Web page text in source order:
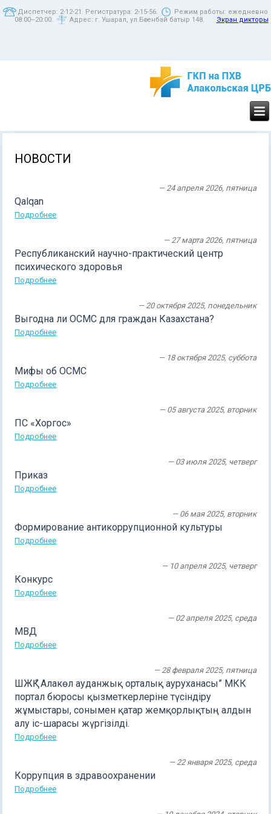
Диспетчер: 2-12-21. Регистратура: 2-15-56.
Режим работы: ежедневно
08:00–20:00.
Адрес: г. Ушарал, ул.Бөгенбай батыр 148. Экран дикторы
НОВОСТИ
— 24 апреля 2026, пятница
Qalqan
Подробнее
— 27 марта 2026, пятница
Республиканский научно-практический центр
психического здоровья
Подробнее
— 20 октября 2025, понедельник
Выгодна ли ОСМС для граждан Казахстана?
Подробнее
— 18 октября 2025, суббота
Мифы об ОСМС
Подробнее
— 05 августа 2025, вторник
ПС «Хоргос»
Подробнее
— 03 июля 2025, четверг
Приказ
Подробнее
— 06 мая 2025, вторник
Формирование антикоррупционной культуры
Подробнее
— 10 апреля 2025, четверг
Конкурс
Подробнее
— 02 апреля 2025, среда
МВД
Подробнее
— 28 февраля 2025, пятница
ШЖҚ “ Алакөл ауданжық орталық ауруханасы” МКК
портал бюросы қызметкерлеріне түсіндіру
жұмыстары, сонымен қатар жемқорлықтың алдын
алу іс-шарасы жүргізілді.
Подробнее
— 22 января 2025, среда
Коррупция в здравоохранении
Подробнее